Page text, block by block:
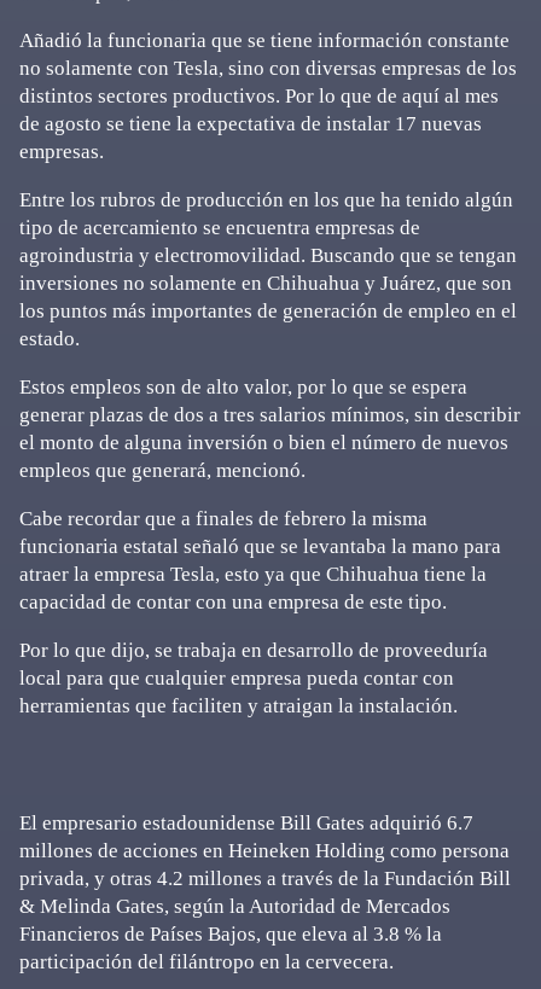
Añadió la funcionaria que se tiene información constante
no solamente con Tesla, sino con diversas empresas de los
distintos sectores productivos. Por lo que de aquí al mes
de agosto se tiene la expectativa de instalar 17 nuevas
empresas.
Entre los rubros de producción en los que ha tenido algún
tipo de acercamiento se encuentra empresas de
agroindustria y electromovilidad. Buscando que se tengan
inversiones no solamente en Chihuahua y Juárez, que son
los puntos más importantes de generación de empleo en el
estado.
Estos empleos son de alto valor, por lo que se espera
generar plazas de dos a tres salarios mínimos, sin describir
el monto de alguna inversión o bien el número de nuevos
empleos que generará, mencionó.
Cabe recordar que a finales de febrero la misma
funcionaria estatal señaló que se levantaba la mano para
atraer la empresa Tesla, esto ya que Chihuahua tiene la
capacidad de contar con una empresa de este tipo.
Por lo que dijo, se trabaja en desarrollo de proveeduría
local para que cualquier empresa pueda contar con
herramientas que faciliten y atraigan la instalación.
El empresario estadounidense Bill Gates adquirió 6.7
millones de acciones en Heineken Holding como persona
privada, y otras 4.2 millones a través de la Fundación Bill
& Melinda Gates, según la Autoridad de Mercados
Financieros de Países Bajos, que eleva al 3.8 % la
participación del filántropo en la cervecera.